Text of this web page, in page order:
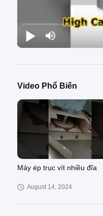
Video Phổ Biến
Máy ép trục vít nhiều đĩa
August 14, 2024